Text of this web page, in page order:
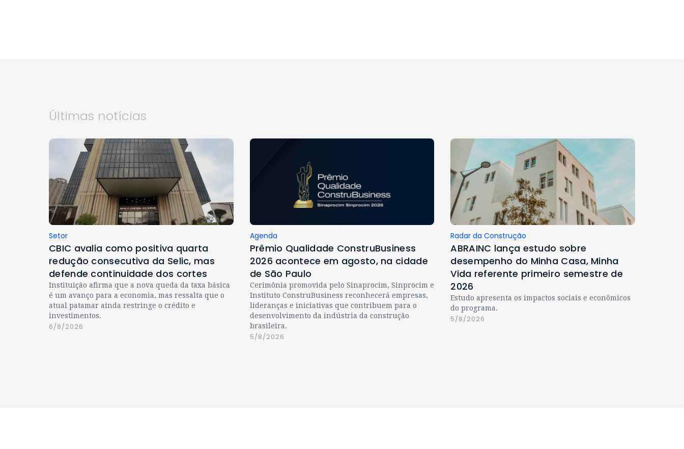
Últimas notícias
Setor
CBIC avalia como positiva quarta
redução consecutiva da Selic, mas
defende continuidade dos cortes
Instituição afirma que a nova queda da taxa básica
é um avanço para a economia, mas ressalta que o
atual patamar ainda restringe o crédito e
investimentos.
6/8/2026
Agenda
Prêmio Qualidade ConstruBusiness
2026 acontece em agosto, na cidade
de São Paulo
Cerimônia promovida pelo Sinaprocim, Sinprocim e
Instituto ConstruBusiness reconhecerá empresas,
lideranças e iniciativas que contribuem para o
desenvolvimento da indústria da construção
brasileira.
5/8/2026
Radar da Construção
ABRAINC lança estudo sobre
desempenho do Minha Casa, Minha
Vida referente primeiro semestre de
2026
Estudo apresenta os impactos sociais e econômicos
do programa.
5/8/2026